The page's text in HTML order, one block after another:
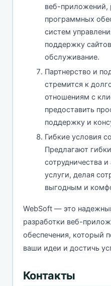
веб-приложений,
программных
систем
поддержку
обслуживание.
Партнерство и
стремится к
отношениям с
предоставить
поддержку и
Гибкие условия
Предлагают
сотрудничества
услуги, делая
выгодным и
WebSoft — это
разработки веб-
обеспечения, который
ваши идеи и достичь
Контакты